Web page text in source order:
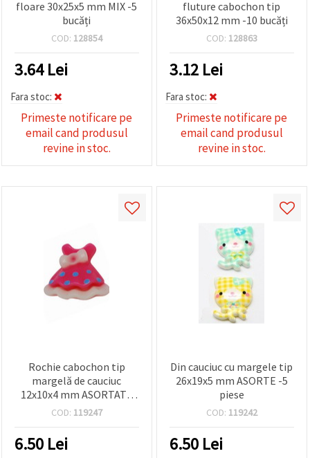
floare 30x25x5 mm MIX -5
bucăți
COD: 128854
3.64Lei
Fara stoc:
Primeste notificare pe
email cand produsul
revine in stoc.
fluture cabochon tip
36x50x12 mm -10 bucăți
COD: 128863
3.12 Lei
Fara stoc:
Primeste notificare pe
email cand produsul
revine in stoc.
Rochie cabochon tip
margelă de cauciuc
12x10x4 mm ASORTATE
-20 bucăți
COD: 119247
6.50 Lei
Din cauciuc cu margele tip
26x19x5 mm ASORTE -5
piese
COD: 119242
6.50 Lei